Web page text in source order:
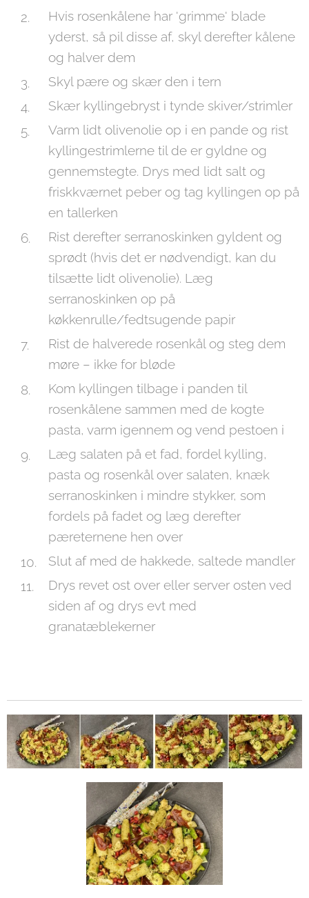
Hvis rosenkålene har 'grimme' blade
yderst, så pil disse af, skyl derefter kålene
og halver dem
Skyl pære og skær den i tern
Skær kyllingebryst i tynde skiver/strimler
Varm lidt olivenolie op i en pande og rist
kyllingestrimlerne til de er gyldne og
gennemstegte. Drys med lidt salt og
friskkværnet peber og tag kyllingen op på
en tallerken
Rist derefter serranoskinken gyldent og
sprødt (hvis det er nødvendigt, kan du
tilsætte lidt olivenolie). Læg
serranoskinken op på
køkkenrulle/fedtsugende papir
Rist de halverede rosenkål og steg dem
møre – ikke for bløde
Kom kyllingen tilbage i panden til
rosenkålene sammen med de kogte
pasta, varm igennem og vend pestoen i
Læg salaten på et fad, fordel kylling,
pasta og rosenkål over salaten, knæk
serranoskinken i mindre stykker, som
fordels på fadet og læg derefter
pæreternene hen over
Slut af med de hakkede, saltede mandler
Drys revet ost over eller server osten ved
siden af og drys evt med
granatæblekerner